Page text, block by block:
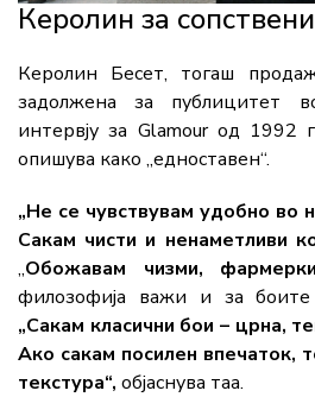
Керолин за
Керолин Бесет, тогаш
задолжена за публицитет
интервју за Glamour од 1992
опишува како „едноставен“.
„Не се чувствувам удобно во
Сакам чисти и ненаметливи
„Обожавам чизми,
филозофија важи и за
„Сакам класични бои – црна,
Ако сакам посилен впечаток,
текстура“, објаснува таа.